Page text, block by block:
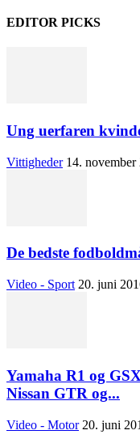
EDITOR PICKS
Ung uerfaren
Vittigheder 14. november
De bedste
Video - Sport 20. juni
Yamaha R1 og
Nissan GTR og...
Video - Motor 20. juni